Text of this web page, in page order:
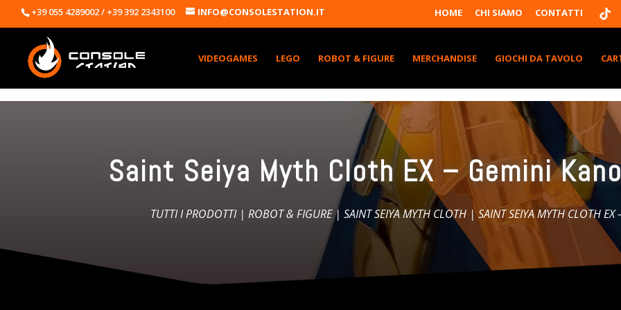
+39 055 4289002 / +39 392 2343100 INFO@CONSOLESTATION.IT HOME CHI SIAMO CONTATTI
K
K
VIDEOGAMES LEGO ROBOT & FIGURE MERCHANDISE GIOCHI DA TAVOLO
Saint Seiya Myth Cloth EX – Gemini
TUTTI I PRODOTTI| ROBOT & FIGURE| SAINT SEIYA MYTH CLOTH| SAINT SEIYA MYTH CLOTH EX